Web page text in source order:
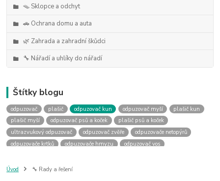
🪤 Sklopce a odchyt
🚗 Ochrana domu a auta
🌿 Zahrada a zahradní škůdci
🔧 Nářadí a uhlíky do nářadí
Štítky blogu
odpuzovač plašič odpuzovač kun odpuzovač myší
plašič kun
plašič myší
odpuzovač psů a koček
plašič psů a koček
ultrazvukový odpuzovač
odpuzovač zvěře
odpuzovače netopýrů
odpuzovače krtků
odpuzovače hmyzu
odpuzovač vos
náhradní uhlíky
uhlíky podle rozměru
Úvod 🔧 Rady a řešení